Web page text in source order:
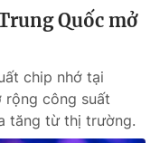
Quốc mở
chip nhớ tại
rộng công suất
tăng từ thị trường.